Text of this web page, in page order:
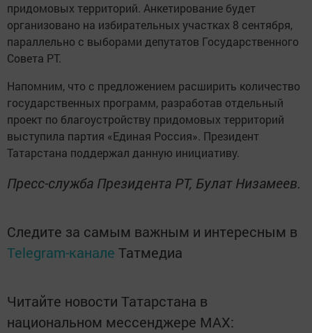
придомовых территорий. Анкетирование будет
организовано на избирательных участках 8 сентября,
параллельно с выборами депутатов Государственного
Совета РТ.
Напомним, что с предложением расширить количество
государственных программ, разработав отдельный
проект по благоустройству придомовых территорий
выступила партия «Единая Россия». Президент
Татарстана поддержал данную инициативу.
Пресс-служба Президента РТ, Булат Низамеев.
Следите за самым важным и интересным в
Telegram-канале Татмедиа
Читайте новости Татарстана в
национальном мессенджере MАХ: